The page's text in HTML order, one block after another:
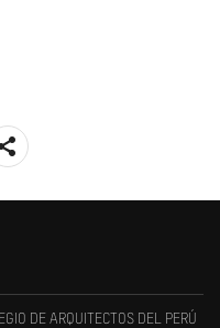
DE ARQUITECTOS DEL PERÚ